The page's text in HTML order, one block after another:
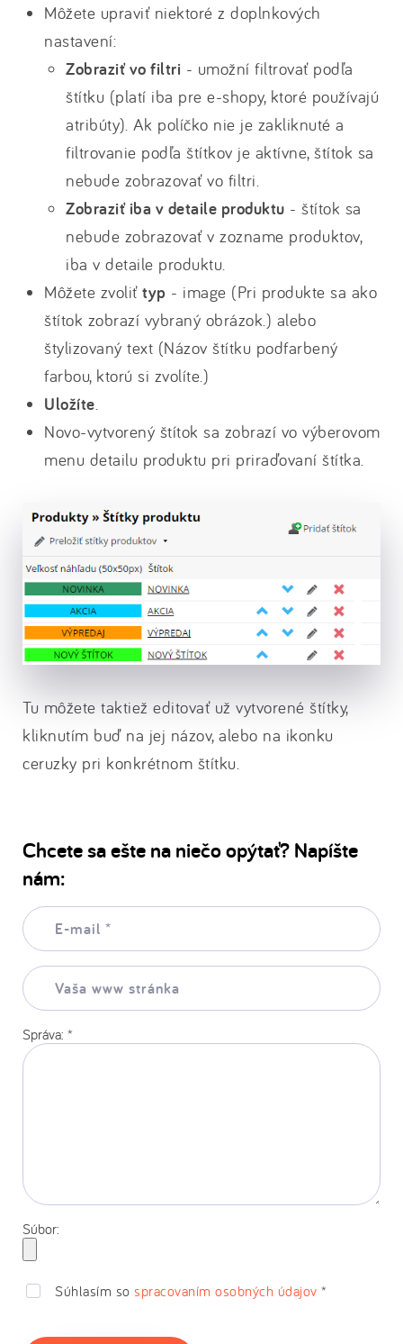
Môžete upraviť niektoré z doplnkových
nastavení:
Zobraziť vo filtri - umožní filtrovať podľa
štítku (platí iba pre e-shopy, ktoré používajú
atribúty). Ak políčko nie je zakliknuté a
filtrovanie podľa štítkov je aktívne, štítok sa
nebude zobrazovať vo filtri.
Zobraziť iba v detaile produktu - štítok sa
nebude zobrazovať v zozname produktov,
iba v detaile produktu.
Môžete zvoliť typ - image (Pri produkte sa ako
štítok zobrazí vybraný obrázok.) alebo
štylizovaný text (Názov štítku podfarbený
farbou, ktorú si zvolíte.)
Uložíte
Novo-vytvorený štítok sa zobrazí vo výberovom
menu detailu produktu pri priraďovaní štítka.
Tu môžete taktiež editovať už vytvorené štítky,
kliknutím buď na jej názov, alebo na ikonku
ceruzky pri konkrétnom štítku.
Chcete sa ešte na niečo opýtať? Napíšte
nám:
E-
mail:
Vaša
www
stránka:
Správa: *
Súbor:
Súhlasím so spracovaním osobných údajov *